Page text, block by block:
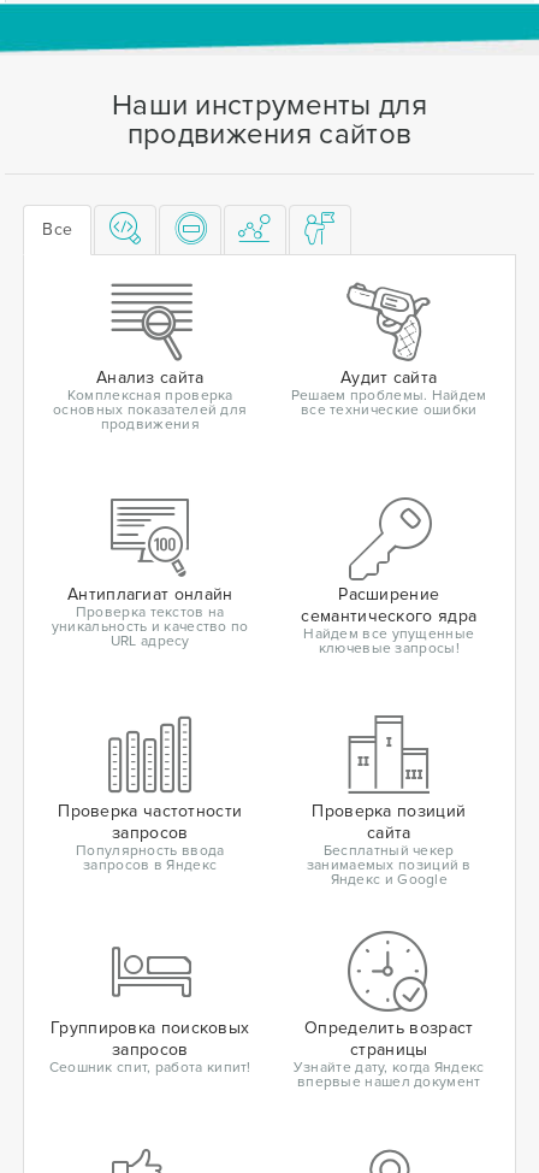
Наши инструменты для
продвижения сайтов
Все
Анализ сайта
Комплексная проверка
основных показателей для
продвижения
Аудит сайта
Решаем проблемы. Найдем
все технические ошибки
Антиплагиат онлайн
Проверка текстов на
уникальность и качество по
URL адресу
Расширение
семантического ядра
Найдем все упущенные
ключевые запросы!
Проверка частотности
запросов
Популярность ввода
запросов в Яндекс
Проверка позиций
сайта
Бесплатный чекер
занимаемых позиций в
Яндекс и Google
Группировка поисковых
запросов
Сеошник спит, работа кипит!
Определить возраст
страницы
Узнайте дату, когда Яндекс
впервые нашел документ